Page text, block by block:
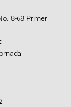
8-68 Primer